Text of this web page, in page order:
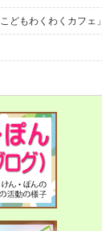
どもわくわくカフェ」